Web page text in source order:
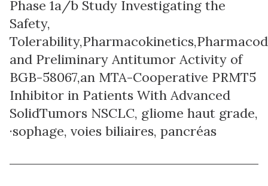
Phase 1a/b Study Investigating the
Safety,
and Preliminary Antitumor Activity of
BGB-58067,an MTA-Cooperative PRMT5
Inhibitor in Patients With Advanced
SolidTumors NSCLC, gliome haut grade,
·sophage, voies biliaires, pancréas